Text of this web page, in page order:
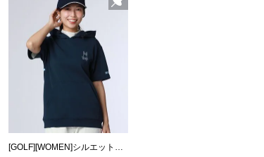
[GOLF][WOMEN]シルエットラインBUNNY 半袖パーカ